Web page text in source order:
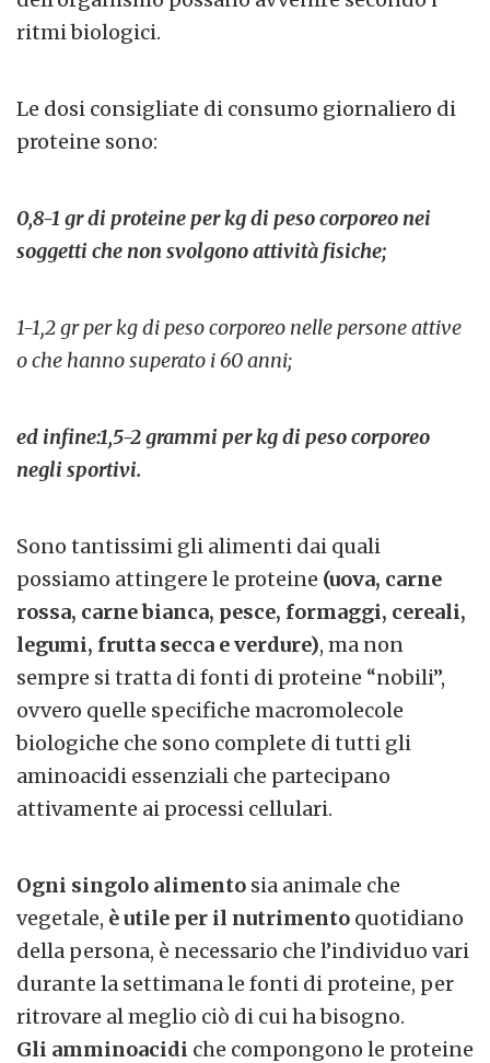
ritmi biologici.
Le dosi consigliate di consumo giornaliero di
proteine sono:
0,8-1 gr di proteine per kg di peso corporeo nei
soggetti che non svolgono attività fisiche;
1-1,2 gr per kg di peso corporeo nelle persone attive
o che hanno superato i 60 anni;
ed infine:1,5-2 grammi per kg di peso corporeo
negli sportivi.
Sono tantissimi gli alimenti dai quali
possiamo attingere le proteine (uova, carne
rossa, carne bianca, pesce, formaggi, cereali,
legumi, frutta secca e verdure), ma non
sempre si tratta di fonti di proteine “nobili”,
ovvero quelle specifiche macromolecole
biologiche che sono complete di tutti gli
aminoacidi essenziali che partecipano
attivamente ai processi cellulari.
Ogni singolo alimento sia animale che
vegetale, è utile per il nutrimento quotidiano
della persona, è necessario che l’individuo vari
durante la settimana le fonti di proteine, per
ritrovare al meglio ciò di cui ha bisogno.
Gli amminoacidi che compongono le proteine